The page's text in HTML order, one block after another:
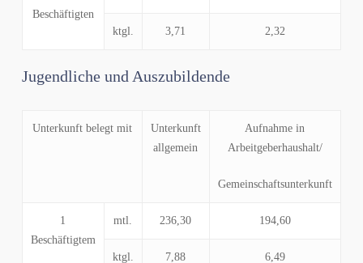
Beschäftigten
ktgl. 3,71 2,32
Jugendliche und Auszubildende
Unterkunft belegt mit
Unterkunft
allgemein
Aufnahme in
Arbeitgeberhaushalt/
Gemeinschaftsunterkunft
1
Beschäftigtem
mtl. 236,30 194,60
ktgl. 7,88 6,49